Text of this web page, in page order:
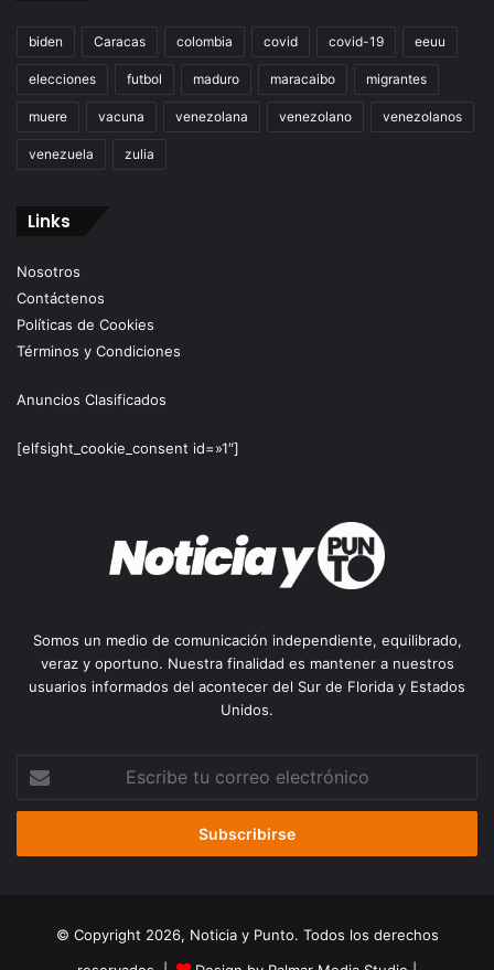
biden Caracas colombia covid covid-19 eeuu
elecciones futbol maduro maracaibo migrantes
muere vacuna venezolana venezolano venezolanos
venezuela zulia
Links
Nosotros
Contáctenos
Políticas de Cookies
Términos y Condiciones
Anuncios Clasificados
[elfsight_cookie_consent id=»1″]
Somos un medio de comunicación independiente, equilibrado,
veraz y oportuno. Nuestra finalidad es mantener a nuestros
usuarios informados del acontecer del Sur de Florida y Estados
Unidos.
correo
© Copyright 2026, Noticia y Punto. Todos los derechos